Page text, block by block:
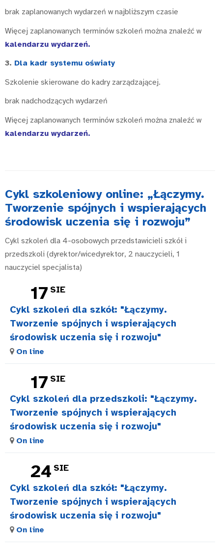
brak zaplanowanych wydarzeń w najbliższym czasie
Więcej zaplanowanych terminów szkoleń można znaleźć w
kalendarzu wydarzeń.
3. Dla kadr systemu oświaty
Szkolenie skierowane do kadry zarządzającej.
brak nadchodzących wydarzeń
Więcej zaplanowanych terminów szkoleń można znaleźć w
kalendarzu wydarzeń.
Cykl szkoleniowy online: „Łączymy.
Tworzenie spójnych i wspierających
środowisk uczenia się i rozwoju”
Cykl szkoleń dla 4-osobowych przedstawicieli szkół i
przedszkoli (dyrektor/wicedyrektor, 2 nauczycieli, 1
nauczyciel specjalista)
17 SIE
Cykl szkoleń dla szkół: "Łączymy.
Tworzenie spójnych i wspierających
środowisk uczenia się i rozwoju"
On line
17 SIE
Cykl szkoleń dla przedszkoli: "Łączymy.
Tworzenie spójnych i wspierających
środowisk uczenia się i rozwoju"
On line
24 SIE
Cykl szkoleń dla szkół: "Łączymy.
Tworzenie spójnych i wspierających
środowisk uczenia się i rozwoju"
On line